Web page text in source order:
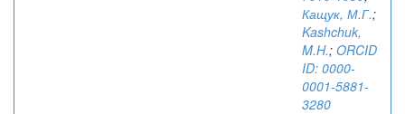
Кащук, М.Г.;
Kashchuk,
M.H.; ORCID
ID: 0000-
0001-5881-
3280